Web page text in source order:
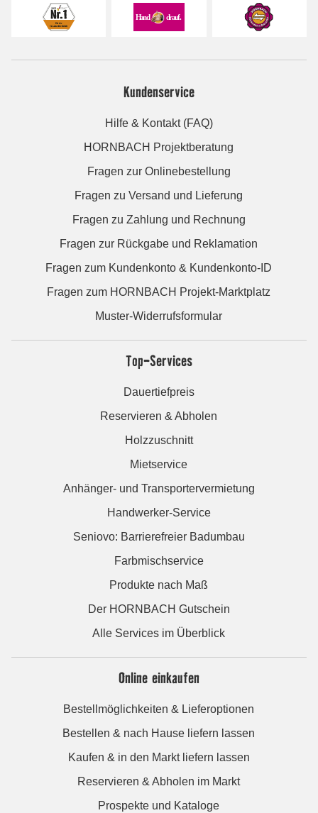
Kundenservice
Hilfe & Kontakt (FAQ)
HORNBACH Projektberatung
Fragen zur Onlinebestellung
Fragen zu Versand und Lieferung
Fragen zu Zahlung und Rechnung
Fragen zur Rückgabe und Reklamation
Fragen zum Kundenkonto & Kundenkonto-ID
Fragen zum HORNBACH Projekt-Marktplatz
Muster-Widerrufsformular
Top-Services
Dauertiefpreis
Reservieren & Abholen
Holzzuschnitt
Mietservice
Anhänger- und Transportervermietung
Handwerker-Service
Seniovo: Barrierefreier Badumbau
Farbmischservice
Produkte nach Maß
Der HORNBACH Gutschein
Alle Services im Überblick
Online einkaufen
Bestellmöglichkeiten & Lieferoptionen
Bestellen & nach Hause liefern lassen
Kaufen & in den Markt liefern lassen
Reservieren & Abholen im Markt
Prospekte und Kataloge